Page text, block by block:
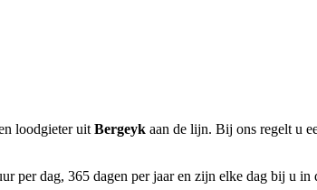
loodgieter uit Bergeyk aan de lijn. Bij ons regelt u
per dag, 365 dagen per jaar en zijn elke dag bij u in